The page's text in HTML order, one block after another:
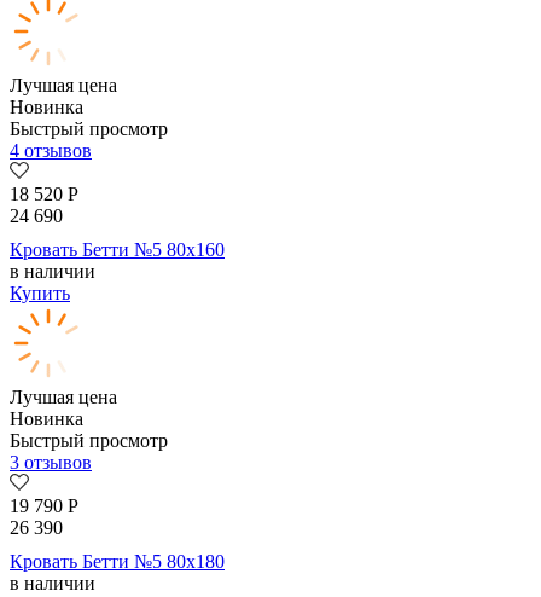
Лучшая цена
Новинка
Быстрый просмотр
4 отзывов
18 520 Р
24 690
Кровать Бетти №5 80х160
в наличии
Купить
Лучшая цена
Новинка
Быстрый просмотр
3 отзывов
19 790 Р
26 390
Кровать Бетти №5 80х180
в наличии